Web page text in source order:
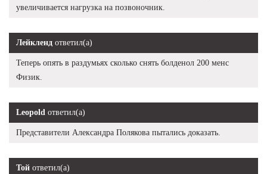
увеличивается нагрузка на позвоночник.
Лейкленд ответил(а)
Теперь опять в раздумьях сколько снять болденол 200 менс
Физик.
Leopold ответил(а)
Представители Александра Полякова пытались доказать.
Той ответил(а)